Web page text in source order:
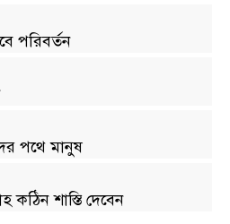
পরিবর্তন
পথে মানুষ
কঠিন শাস্তি দেবেন